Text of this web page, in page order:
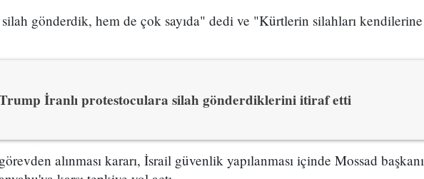
gönderdik, hem de çok sayıda" dedi ve "Kürtlerin silahları kendilerine
İranlı protestoculara silah gönderdiklerini itiraf etti
alınması kararı, İsrail güvenlik yapılanması içinde Mossad başkanı